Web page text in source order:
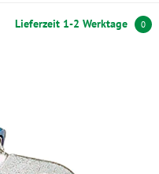
Lieferzeit 1-2 Werktage 0